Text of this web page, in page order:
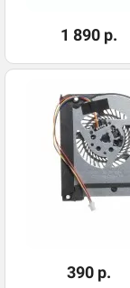
1 890 р.
390 р.